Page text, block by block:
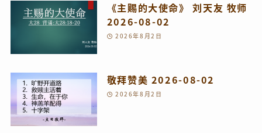
《主赐的大使命》 刘天友 牧师
2026-08-02
2026年8月2日
敬拜赞美 2026-08-02
2026年8月2日